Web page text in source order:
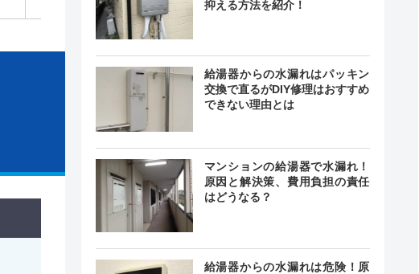
抑える方法を紹介！
給湯器からの水漏れはパッキン
交換で直るがDIY修理はおすすめ
できない理由とは
マンションの給湯器で水漏れ！
原因と解決策、費用負担の責任
はどうなる？
給湯器からの水漏れは危険！原